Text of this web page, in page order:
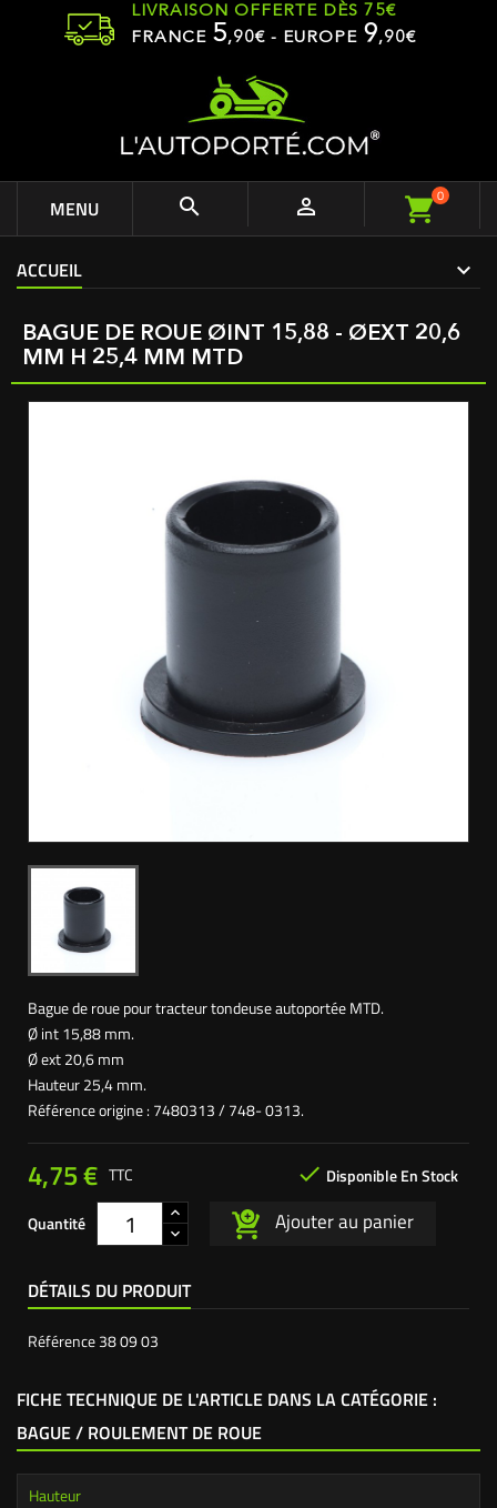
LIVRAISON OFFERTE DÈS 75€
FRANCE 5,90€ - EUROPE 9,90€
MENU   0
ACCUEIL
BAGUE DE ROUE ØINT 15,88 - ØEXT 20,6
MM H 25,4 MM MTD
Bague de roue pour tracteur tondeuse autoportée MTD.
Ø int 15,88 mm.
Ø ext 20,6 mm
Hauteur 25,4 mm.
Référence origine : 7480313 / 748- 0313.
4,75 €  Disponible En Stock
TTC
Quantité Ajouter au panier
DÉTAILS DU PRODUIT
Référence38 09 03
FICHE TECHNIQUE DE L'ARTICLE DANS LA CATÉGORIE :
BAGUE / ROULEMENT DE ROUE
Hauteur